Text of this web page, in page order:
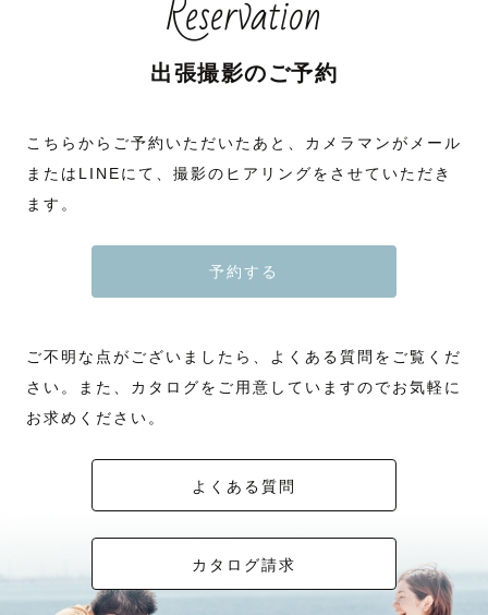
Reservation
出張撮影のご予約
こちらからご予約いただいたあと、カメラマンがメール
またはLINEにて、撮影のヒアリングをさせていただき
ます。
予約する
ご不明な点がございましたら、よくある質問をご覧くだ
さい。また、カタログをご用意していますのでお気軽に
お求めください。
よくある質問
カタログ請求